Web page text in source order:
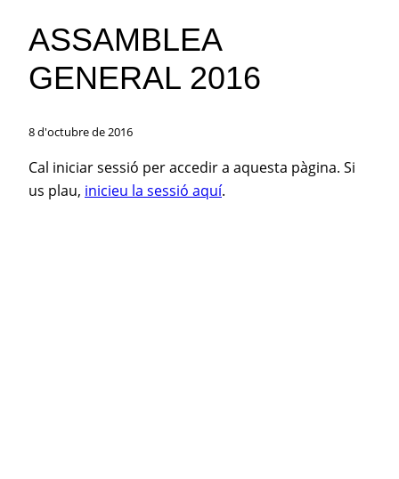
ASSAMBLEA
GENERAL 2016
8 d'octubre de 2016
Cal iniciar sessió per accedir a aquesta pàgina. Si
us plau, inicieu la sessió aquí.